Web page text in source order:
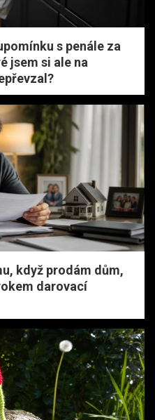
s penále za
jsem si ale na
když prodám dům,
darovací